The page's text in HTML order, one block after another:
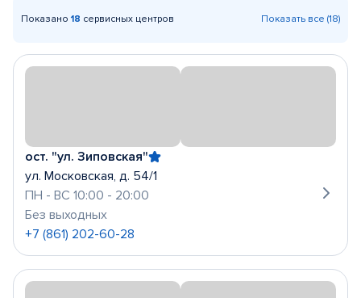
Показано 18 сервисных центров Показать все (18)
ост. "ул. Зиповская"
ул. Московская, д. 54/1
ПН - ВС 10:00 - 20:00
Без выходных
+7 (861) 202-60-28